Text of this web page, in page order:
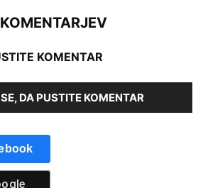
KOMENTAR
DA PUSTITE KOMENTAR